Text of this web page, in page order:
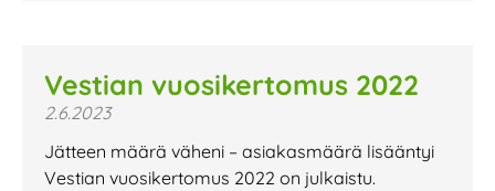
Vestian vuosikertomus 2022
2.6.2023
Jätteen määrä väheni – asiakasmäärä lisääntyi
Vestian vuosikertomus 2022 on julkaistu.